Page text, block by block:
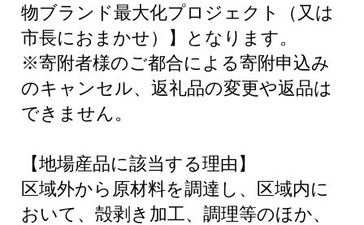
物ブランド最大化プロジェクト（又は
市長におまかせ）】となります。
※寄附者様のご都合による寄附申込み
のキャンセル、返礼品の変更や返品は
できません。
【地場産品に該当する理由】
区域外から原材料を調達し、区域内に
おいて、殻剥き加工、調理等のほか、